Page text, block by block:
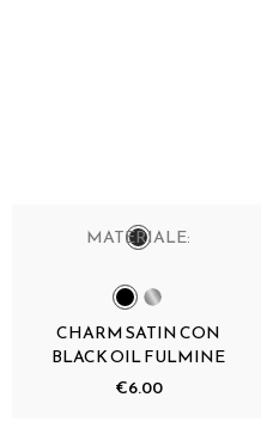
MATERIALE:
CHARM SATIN CON
BLACK OIL FULMINE
€6.00